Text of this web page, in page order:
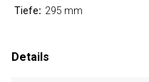
Tiefe 295 mm
Details